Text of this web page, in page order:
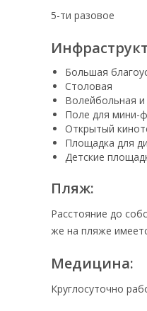
5-ти разовое
Большая
Столовая
Волейбольная
Поле для мини-
Открытый
Площадка для
Детские
Пляж:
Расстояние до
же на пляже
Медицина:
Круглосуточно